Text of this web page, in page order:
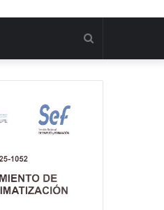
por